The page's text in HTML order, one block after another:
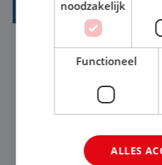
Nijmegen Baan
Jij vindt de mooiste
eenoudergezinnen én
onvergetelijke vakanties
is dat? Ben jij de
noodzakelijk
Functioneel
ALLES